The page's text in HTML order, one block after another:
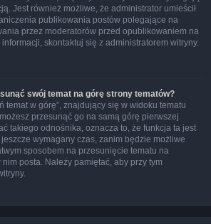
Jest również możliwe, że administrator umieścił
publikowania postów polegające na
przez moderatorów przed opublikowaniem na
skontaktuj się z administratorem witryny.
swój temat na górę strony tematów?
temat w górę”, znajdujący się w widoku tematu
przesunąć go na samą górę pierwszej
takiego odnośnika, oznacza to, że funkcja ta jest
jeszcze wymagany czas, zanim będzie możliwe
sposobem na przesunięcie tematu na
posta. Należy pamiętać, aby przy tym